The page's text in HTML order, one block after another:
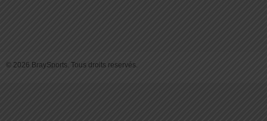
© 2026 BraySports. Tous droits reservés.